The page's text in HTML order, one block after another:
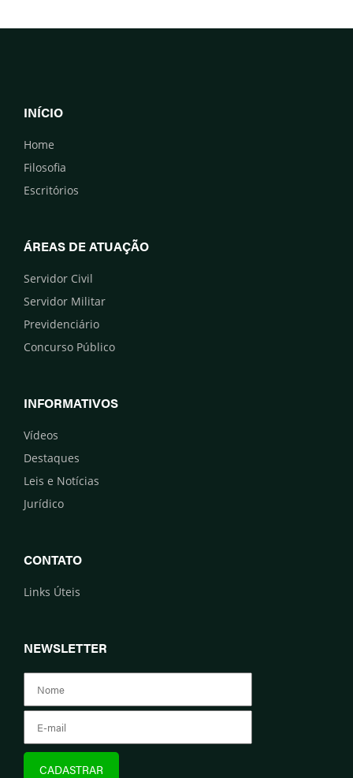
INÍCIO
Home
Filosofia
Escritórios
ÁREAS DE ATUAÇÃO
Servidor Civil
Servidor Militar
Previdenciário
Concurso Público
INFORMATIVOS
Vídeos
Destaques
Leis e Notícias
Jurídico
CONTATO
Links Úteis
NEWSLETTER